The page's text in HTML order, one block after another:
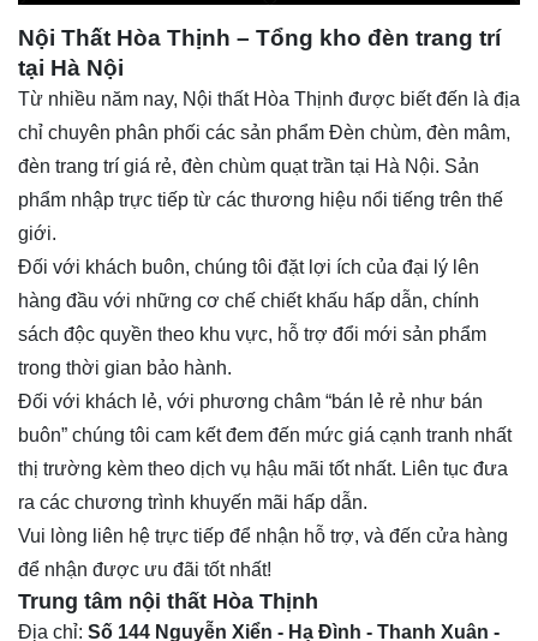
Nội Thất Hòa Thịnh – Tổng kho đèn trang trí
tại Hà Nội
Từ nhiều năm nay, Nội thất Hòa Thịnh được biết đến là địa
chỉ chuyên phân phối các sản phẩm Đèn chùm, đèn mâm,
đèn trang trí giá rẻ, đèn chùm quạt trần tại Hà Nội. Sản
phẩm nhập trực tiếp từ các thương hiệu nổi tiếng trên thế
giới.
Đối với khách buôn, chúng tôi đặt lợi ích của đại lý lên
hàng đầu với những cơ chế chiết khấu hấp dẫn, chính
sách độc quyền theo khu vực, hỗ trợ đổi mới sản phẩm
trong thời gian bảo hành.
Đối với khách lẻ, với phương châm “bán lẻ rẻ như bán
buôn” chúng tôi cam kết đem đến mức giá cạnh tranh nhất
thị trường kèm theo dịch vụ hậu mãi tốt nhất. Liên tục đưa
ra các chương trình khuyến mãi hấp dẫn.
Vui lòng liên hệ trực tiếp để nhận hỗ trợ, và đến cửa hàng
để nhận được ưu đãi tốt nhất!
Trung tâm nội thất Hòa Thịnh
Địa chỉ: Số 144 Nguyễn Xiển - Hạ Đình - Thanh Xuân -